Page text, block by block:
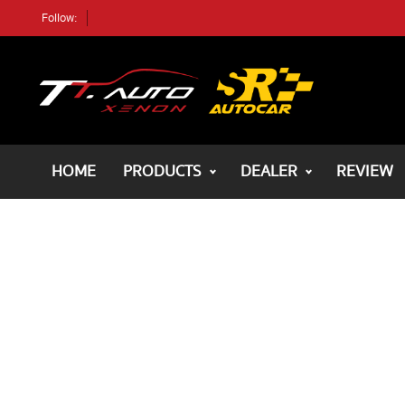
Follow:
HOME PRODUCTS DEALER REVIEW
ค้นหา ตัวอย่างรถ